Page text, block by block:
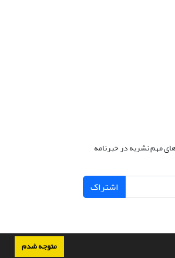
متوجه شدم
مهم نشریه در خبرنامه
اشتراک